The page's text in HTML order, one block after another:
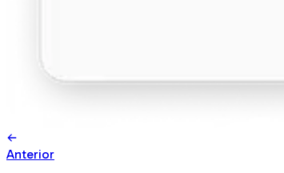
Anterior